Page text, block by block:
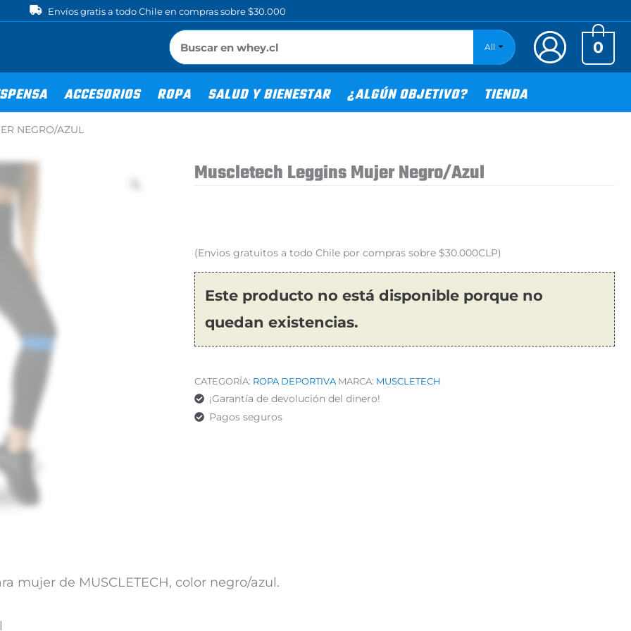
Envíos gratis a todo Chile en compras sobre $30.000
All 0
ACCESORIOS ROPA SALUD Y BIENESTAR ¿ALGÚN OBJETIVO? TIENDA
NEGRO/AZUL
Muscletech Leggins Mujer Negro/Azul
(Envios gratuitos a todo Chile por compras sobre $30.000CLP)
Este producto no está disponible porque no
quedan existencias.
CATEGORÍA: ROPA DEPORTIVA MARCA: MUSCLETECH
¡Garantía de devolución del dinero!
Pagos seguros
mujer de MUSCLETECH, color negro/azul.